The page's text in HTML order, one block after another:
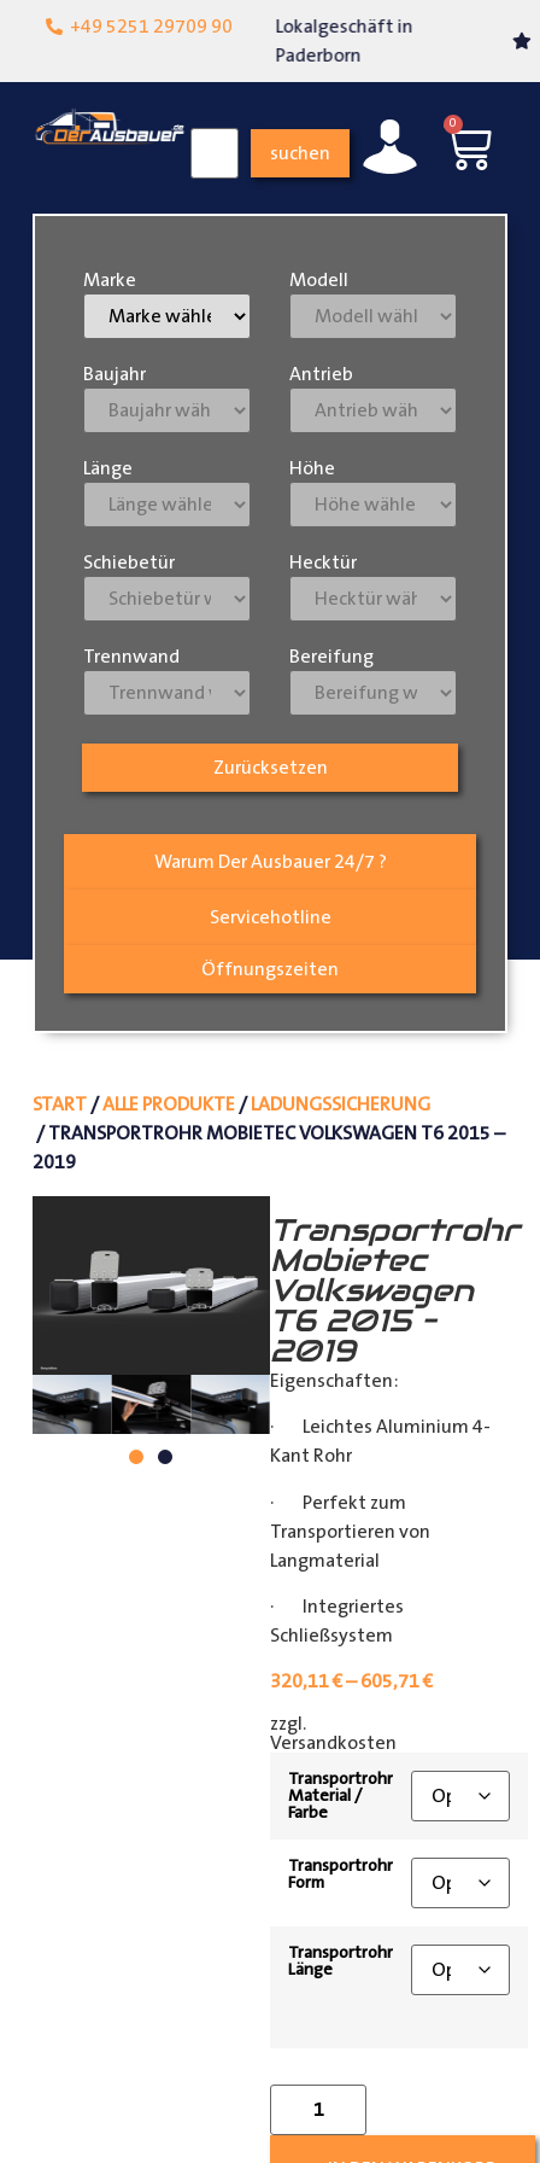
+49 5251 29709 90
Lokalgeschäft in
Über 15 Jahre Erfahrung
suchen
0
Warum Der Ausbauer 24/7 ?
Servicehotline
Öffnungszeiten
Marke Modell
Baujahr Antrieb
Länge Höhe
Schiebetür Hecktür
Trennwand Bereifung
Zurücksetzen
START/ALLE PRODUKTE/LADUNGSSICHERUNG
/ TRANSPORTROHR MOBIETEC VOLKSWAGEN T6 2015 –
2019
Transportrohr
Mobietec
Volkswagen
T6 2015 –
2019
Eigenschaften:
· Leichtes Aluminium 4-
Kant Rohr
· Perfekt zum
Transportieren von
Langmaterial
· Integriertes
Schließsystem
320,11€–605,71€
zzgl.
Versandkosten
Transportrohr
Material /
Farbe
Transportrohr
Form
Transportrohr
Länge